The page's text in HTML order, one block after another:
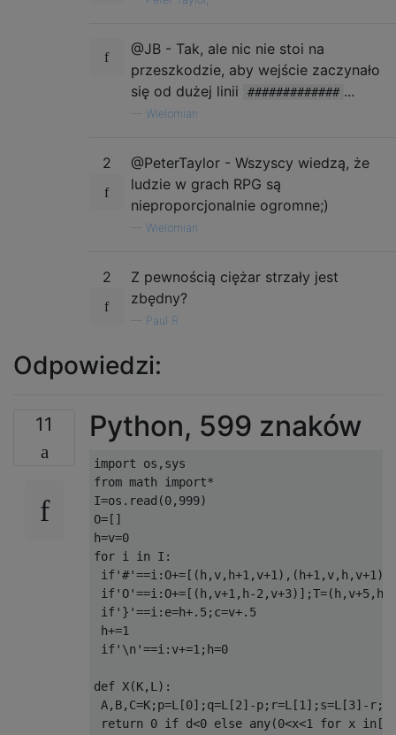
@JB - Tak, ale nic nie stoi na
przeszkodzie, aby wejście zaczynało
się od dużej linii
############# ...
Wielomian
2
@PeterTaylor - Wszyscy wiedzą, że
ludzie w grach RPG są
nieproporcjonalnie ogromne;)
Wielomian
2
Z pewnością ciężar strzały jest
zbędny?
Paul R
Odpowiedzi:
11 Python, 599 znaków
import os,sys
from math import*
I=os.read(0,999)
O=[]
h=v=0
for i in I:
if'#'==i:O+=[(h,v,h+1,v+1),(h+1,v,h,v+1)]
if'O'==i:O+=[(h,v+1,h-2,v+3)];T=(h,v+5,h-
if'}'==i:e=h+.5;c=v+.5
h+=1
if'\n'==i:v+=1;h=0
def X(K,L):
A,B,C=K;p=L[0];q=L[2]-p;r=L[1];s=L[3]-
return 0 if d<0 else any(0<x<1 for x